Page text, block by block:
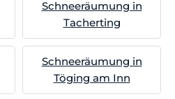
Schneeräumung in
Tacherting
Schneeräumung in
Töging am Inn